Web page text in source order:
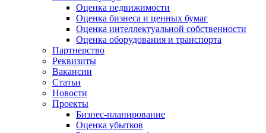
Оценка недвижимости
Оценка бизнеса и ценных бумаг
Оценка интеллектуальной собственности
Оценка оборудования и транспорта
Партнерство
Реквизиты
Вакансии
Статьи
Новости
Проекты
Бизнес-планирование
Оценка убытков